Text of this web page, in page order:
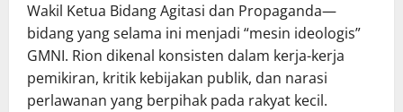
Wakil Ketua Bidang Agitasi dan Propaganda—
bidang yang selama ini menjadi “mesin ideologis”
GMNI. Rion dikenal konsisten dalam kerja-kerja
pemikiran, kritik kebijakan publik, dan narasi
perlawanan yang berpihak pada rakyat kecil.